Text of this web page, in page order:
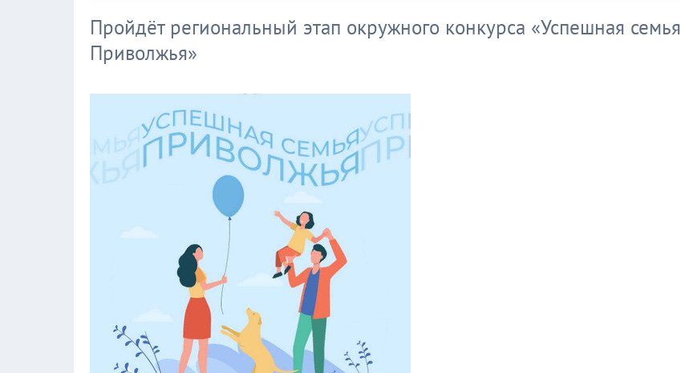
Пройдёт региональный этап окружного конкурса «Успешная семья
Приволжья»